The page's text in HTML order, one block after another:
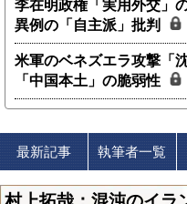
李在明政権「実用外交」
異例の「自主派」批判
米軍のベネズエラ攻撃「
「中国本土」の脆弱性
最新記事 執筆者一覧